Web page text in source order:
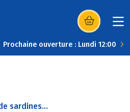
(s’ouvre dans
Prochaine ouverture : Lundi 12:00
sardines...